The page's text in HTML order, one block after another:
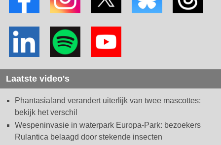
Laatste video's
Phantasialand verandert uiterlijk van twee mascottes:
bekijk het verschil
Wespeninvasie in waterpark Europa-Park: bezoekers
Rulantica belaagd door stekende insecten